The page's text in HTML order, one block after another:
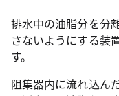
排水中の油脂分を分
さないようにする装
す。
阻集器内に流れ込ん